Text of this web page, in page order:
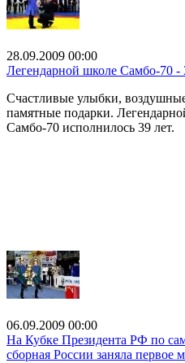
28.09.2009 00:00
Легендарной школе Самбо-70 -
Счастливые улыбки,
памятные подарки.
Самбо-70 исполнилось 39 лет.
06.09.2009 00:00
На Кубке Президента РФ по
сборная России заняла первое